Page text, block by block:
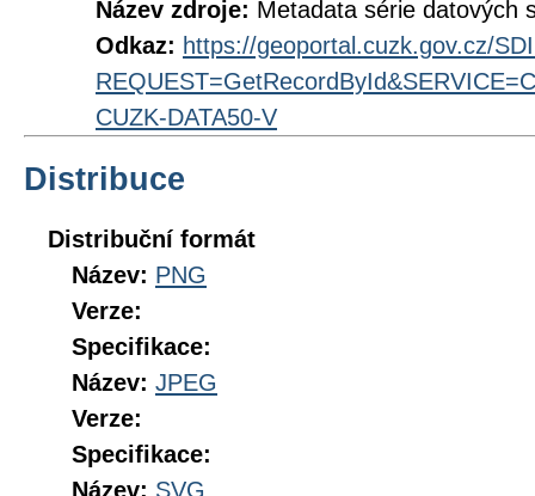
Název zdroje: Metadata série datových
Odkaz: https://geoportal.cuzk.gov.cz/
CUZK-DATA50-V
Distribuce
Distribuční formát
Název: PNG
Verze:
Specifikace:
Název: JPEG
Verze:
Specifikace:
Název: SVG